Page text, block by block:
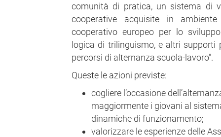
comunità di pratica, un sistema di
cooperative acquisite in
cooperativo europeo per lo
logica di trilinguismo, e altri supporti
percorsi di alternanza scuola-lavoro".
Queste le azioni previste:
cogliere l’occasione
maggiormente i giovani al
dinamiche di funzionamento;
valorizzare le esperienze delle